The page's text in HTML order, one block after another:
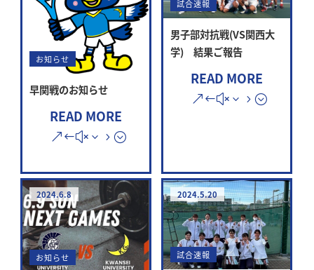
お知らせ
早関戦のお知らせ
READ MORE
試合速報
男子部対抗戦(VS関西大
学) 結果ご報告
READ MORE
2024.6.8
お知らせ
2024.5.20
試合速報